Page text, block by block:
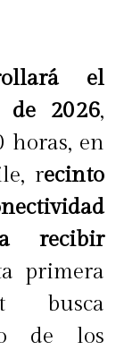
el
de 2026,
horas, en
recinto
recibir
primera
busca
de los